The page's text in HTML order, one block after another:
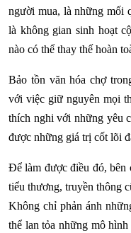
người mua, là những mối
là không gian sinh hoạt
nào có thể thay thế hoàn
Bảo tồn văn hóa chợ
với việc giữ nguyên mọi
thích nghi với những yêu
được những giá trị cốt lõi
Để làm được điều đó, bên
tiểu thương, truyền thông
Không chỉ phản ánh
thể lan tỏa những mô